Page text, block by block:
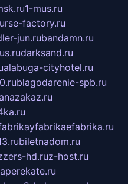
1-mus.ru
factory.ru
jun.rubandamn.ru
darksand.ru
alabuga-cityhotel.ru
blagodarenie-spb.ru
biletnadom.ru
hd.ruz-host.ru